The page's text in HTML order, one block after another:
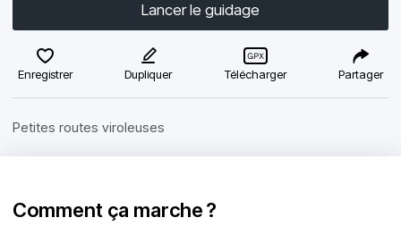
Lancer le guidage
Enregistrer Dupliquer Télécharger Partager
Petites routes viroleuses
Comment ça marche ?